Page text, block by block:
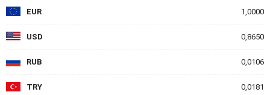
EUR 1,0000
USD 0,8650
RUB 0,0106
TRY 0,0181